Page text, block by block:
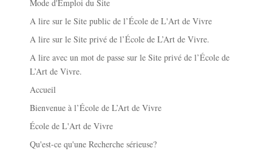
Mode d'Emploi du Site
A lire sur le Site public de l’École de L'Art de Vivre
A lire sur le Site privé de l’École de L’Art de Vivre.
A lire avec un mot de passe sur le Site privé de l’École de
L’Art de Vivre.
Accueil
Bienvenue à l’École de L’Art de Vivre
École de L'Art de Vivre
Qu'est-ce qu'une Recherche sérieuse?